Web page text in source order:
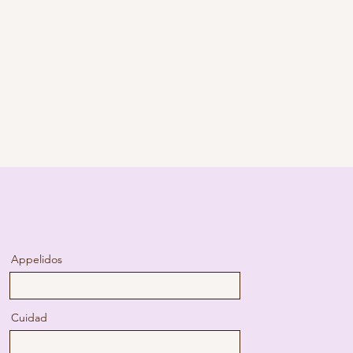
Appelidos
Cuidad